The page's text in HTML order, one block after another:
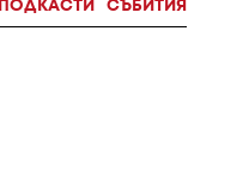
ПОДКАСТИ СЪБИТИЯ